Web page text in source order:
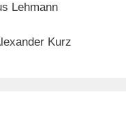
Lehmann
Kurz